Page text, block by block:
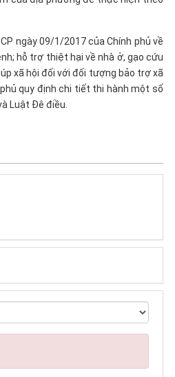
ngày 09/1/2017 của Chính phủ về
hỗ trợ thiệt hại về nhà ở, gạo cứu
xã hội đối với đối tượng bảo trợ xã
quy định chi tiết thi hành một số
Luật Đê điều.